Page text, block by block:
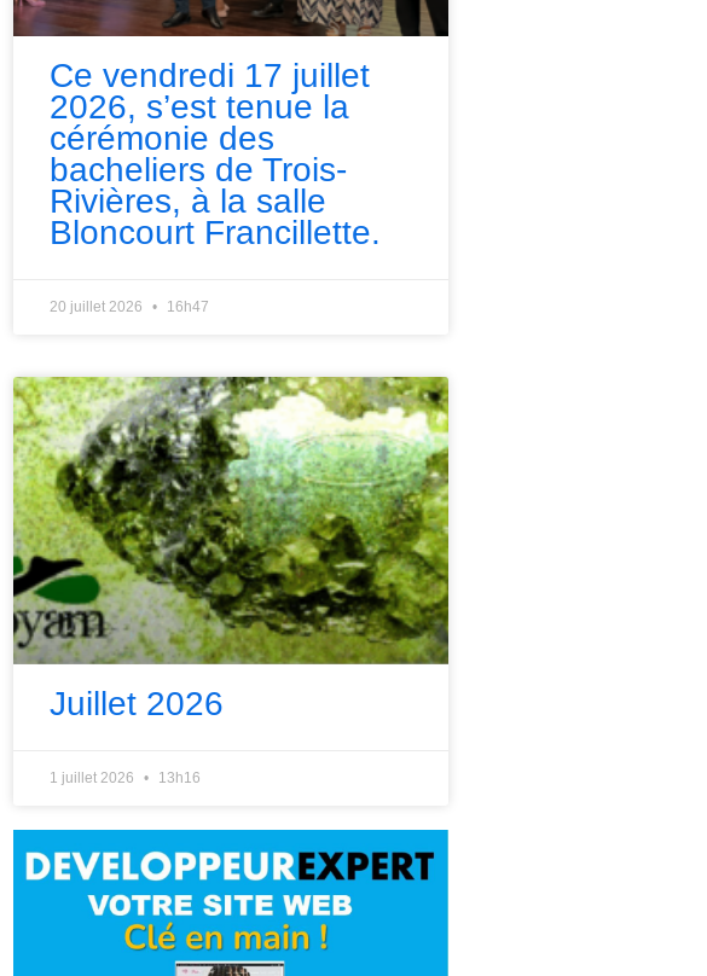
Ce vendredi 17 juillet
2026, s’est tenue la
cérémonie des
bacheliers de Trois-
Rivières, à la salle
Bloncourt Francillette.
20 juillet 2026 16h47
Juillet 2026
1 juillet 2026 13h16